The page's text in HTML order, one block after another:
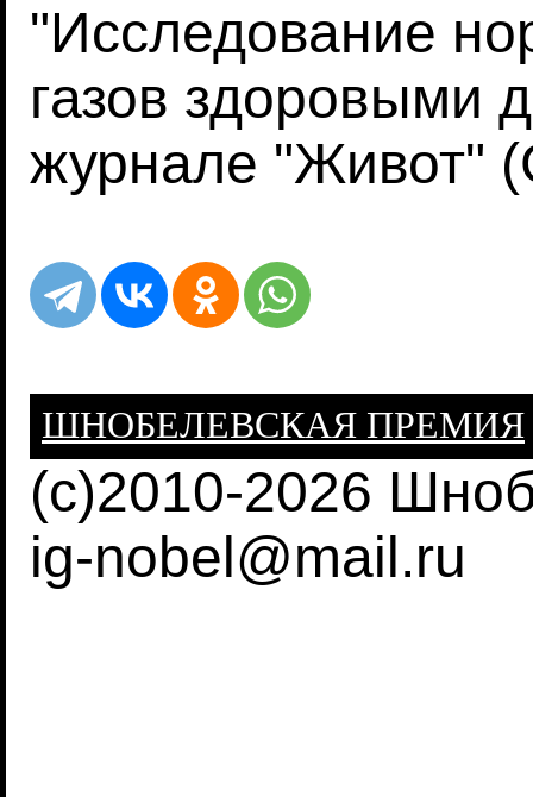
"Исследование
газов здоровыми
журнале "Живот"
ШНОБЕЛЕВСКАЯ ПРЕМИЯ
(c)2010-2026
ig-nobel@mail.ru